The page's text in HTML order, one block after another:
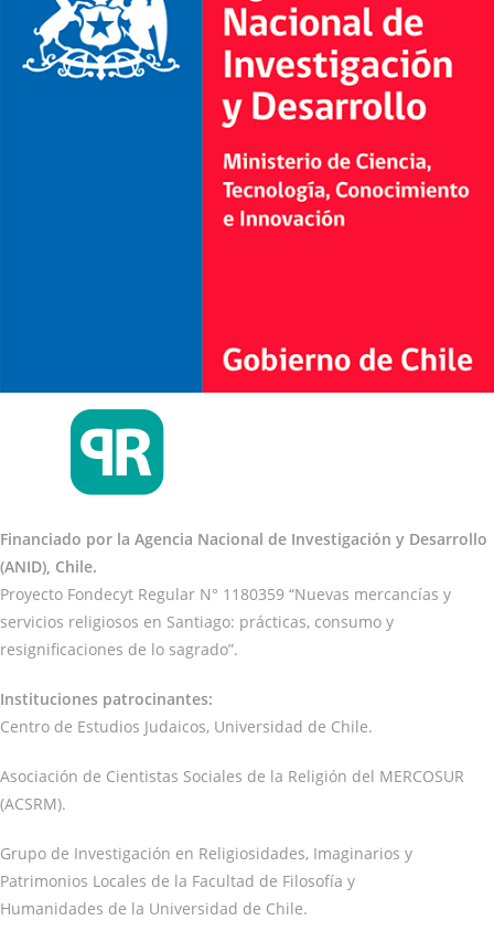
Financiado por la Agencia Nacional de Investigación y Desarrollo
(ANID), Chile.
Proyecto Fondecyt Regular N° 1180359 “Nuevas mercancías y
servicios religiosos en Santiago: prácticas, consumo y
resignificaciones de lo sagrado”.
Instituciones patrocinantes:
Centro de Estudios Judaicos, Universidad de Chile.
Asociación de Cientistas Sociales de la Religión del MERCOSUR
(ACSRM).
Grupo de Investigación en Religiosidades, Imaginarios y
Patrimonios Locales de la Facultad de Filosofía y
Humanidades de la Universidad de Chile.